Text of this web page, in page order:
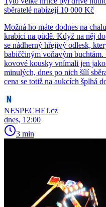
sběratelé nabízejí 10 000 Kč
Možná ho máte dodnes na
krabici na půdě. Když na něj
se nádherný hřejivý odlesk,
babiččiným voňavým
kovové kousky vnímali jen
minulých, dnes po nich šílí
cena se totiž na aukcích šplhá
NESPECHEJ.cz
dnes, 12:00
3 min